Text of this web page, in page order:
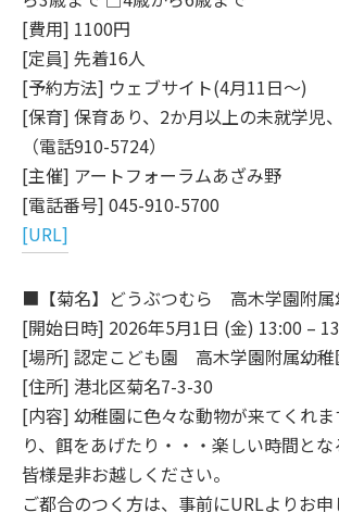
[費用] 1100円
[定員] 先着16人
[予約方法] ウェブサイト(4月11日～)
[保育] 保育あり、2か月以上の未就学児
（電話910-5724）
[主催] アートフォーラムあざみ野
[電話番号] 045-910-5700
[URL]
■【菊名】どうぶつむら 高木学園附属
[開始日時] 2026年5月1日 (金) 13:00 –
[場所] 認定こども園 高木学園附属幼稚
[住所] 港北区菊名7-3-30
[内容] 幼稚園に色々な動物が来てくれま
り、餌をあげたり・・・楽しい時間とな
皆様是非お越しください。
ご都合のつく方は、事前にURLよりお